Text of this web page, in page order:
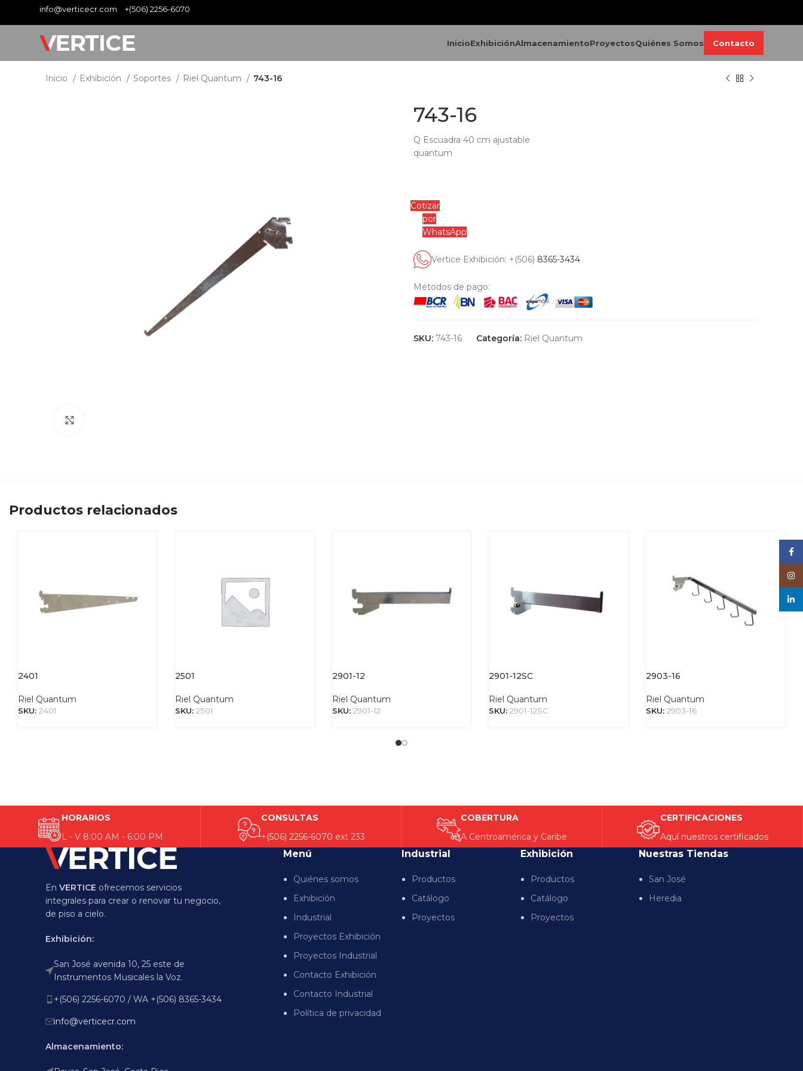
info@verticecr.com +(506) 2256-6070
InicioExhibiciónAlmacenamientoProyectosQuiénes Somos Contacto
Inicio Exhibición Soportes Riel Quantum 743-16
743-16
Q Escuadra 40 cm ajustable
quantum
Cotizar
por
WhatsApp
Vertice Exhibición: +(506) 8365-3434
Métodos de pago:
SKU: 743-16 Categoría: Riel Quantum
Productos relacionados
2401
Riel Quantum
SKU:2401
2501
Riel Quantum
SKU: 2501
2901-12
Riel Quantum
SKU: 2901-12
2901-12SC
Riel Quantum
SKU:2901-12SC
2903-16
Riel Quantum
SKU:2903-16
HORARIOS
L - V 8:00 AM - 6:00 PM
CONSULTAS
+(506) 2256-6070 ext 233
COBERTURA
A Centroamérica y Caribe
CERTIFICACIONES
Aquí nuestros certificados
En VERTICE ofrecemos servicios
integrales para crear o renovar tu negocio,
de piso a cielo.
Exhibición:
San José avenida 10, 25 este de
Instrumentos Musicales la Voz.
+(506) 2256-6070 / WA +(506) 8365-3434
info@verticecr.com
Almacenamiento:
Menú
Quiénes somos
Exhibición
Industrial
Proyectos Exhibición
Proyectos Industrial
Contacto Exhibición
Contacto Industrial
Política de privacidad
Industrial
Productos
Catálogo
Proyectos
Exhibición
Productos
Catálogo
Proyectos
Nuestras Tiendas
San José
Heredia